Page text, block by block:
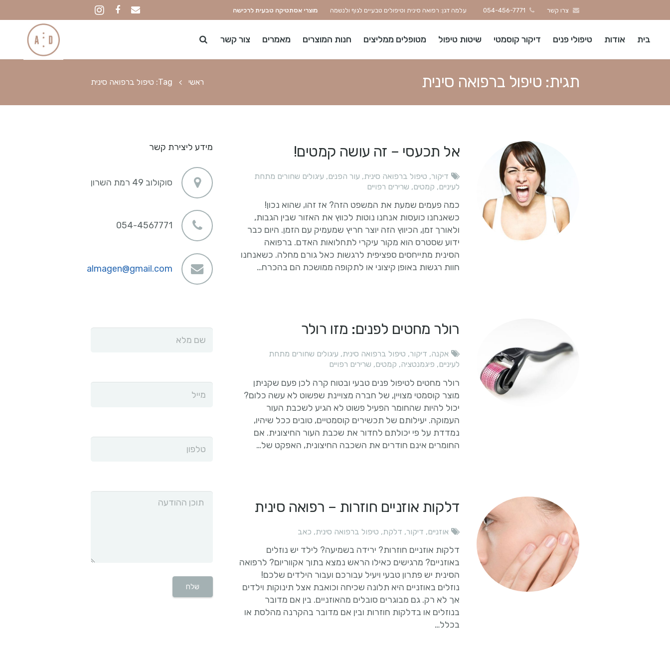
צרו קשר 054-456-7771 עלמה דגן: רפואה סינית וטיפולים טבעיים לגוף ולנשמה מוצרי אסתטיקה טבעית לרכישה
בית אודות טיפולי פנים דיקור קוסמטי שיטות טיפול מטופלים ממליצים חנות המוצרים מאמרים צור קשר
תגית: טיפול ברפואה סינית ראשי Tag: טיפול ברפואה סינית
אל תכעסי – זה עושה קמטים!
דיקור, טיפול ברפואה סינית, עור הפנים, עיגולים שחורים מתחת
לעיניים, קמטים, שרירים רפויים
כמה פעמים שמעת את המשפט הזה? אז זהו, שהוא נכון!
כשאנחנו כועסות אנחנו נוטות לכווץ את האזור שבין הגבות,
ולאורך זמן, הכיווץ הזה יוצר חריץ שמעמיק עם הזמן. היום כבר
ידוע שסטרס הוא מקור עיקרי לתחלואות האדם. ברפואה
הסינית מתייחסים ספציפית לרגשות כאל גורם מחלה. כשאנחנו
חוות רגשות באופן קיצוני או לתקופה ממושכת הם בהכרח…
רולר מחטים לפנים: מזו רולר
אקנה, דיקור, טיפול ברפואה סינית, עיגולים שחורים מתחת
לעיניים, פיגמנטציה, קמטים, שרירים רפויים
רולר מחטים לטיפול פנים טבעי ובטוח קרה לכן פעם שקניתן
מוצר קוסמטי מצויין, של חברה מצויינת שפשוט לא עשה כלום?
יכול להיות שהחומר הפעיל פשוט לא הגיע לשכבת העור
העמוקה. יעילותם של תכשירים קוסמטיים, טובים ככל שיהיו,
נמדדת על פי יכולתם לחדור את שכבת העור החיצונית. אם
החומרים אינם חודרים את השכבה החיצונית, האפקט של…
דלקות אוזניים חוזרות – רפואה סינית
אוזניים, דיקור, דלקת, טיפול ברפואה סינית, כאב
דלקות אוזניים חוזרות? ירידה בשמיעה? לילד יש נוזלים
באוזניים? מרגישים כאילו הראש נמצא בתוך אקווריום? לרפואה
הסינית יש פתרון טבעי ויעיל עבורכם ועבור הילדים שלכם!
נוזלים באוזניים היא תלונה שכיחה וכואבת אצל תינוקות וילדים
אך לא רק. גם מבוגרים סובלים מהאוזניים. בין אם מדובר
בנוזלים או בדלקות חוזרות ובין אם מדובר בהקרנה מהלסת או
בכלל…
מידע ליצירת קשר
סוקולוב 49 רמת השרון
054-4567771
almagen@gmail.com